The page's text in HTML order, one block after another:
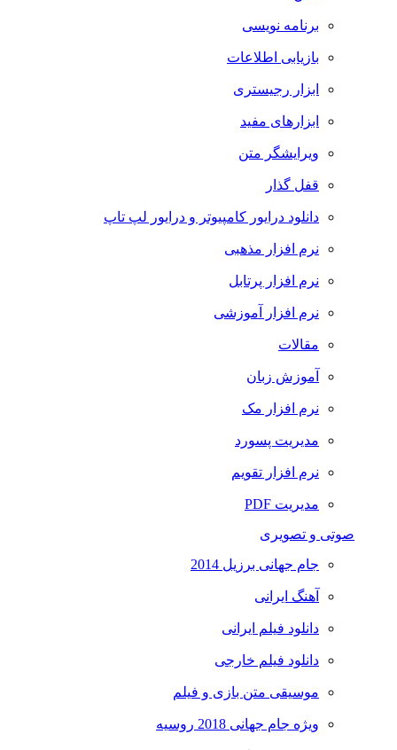
برنامه نویسی
بازیابی اطلاعات
ابزار رجیستری
ابزارهای مفید
ویرایشگر متن
قفل گذار
دانلود درایور کامپیوتر و درایور لپ تاپ
نرم افزار مذهبی
نرم افزار پرتابل
نرم افزار آموزشی
مقالات
آموزش زبان
نرم افزار مک
مدیریت پسورد
نرم افزار تقویم
مدیریت PDF
صوتی و تصویری
جام جهانی برزیل 2014
آهنگ ایرانی
دانلود فیلم ایرانی
دانلود فیلم خارجی
موسیقی متن بازی و فیلم
ویژه جام جهانی 2018 روسیه